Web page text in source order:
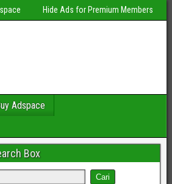
Hide Ads for Premium Members
Adspace
Box